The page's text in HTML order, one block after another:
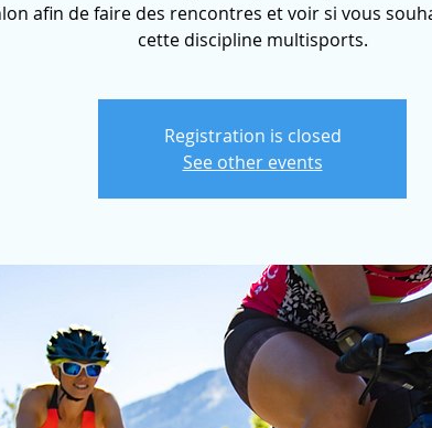
afin de faire des rencontres et voir si vous
cette discipline multisports.
Registration is closed
See other events